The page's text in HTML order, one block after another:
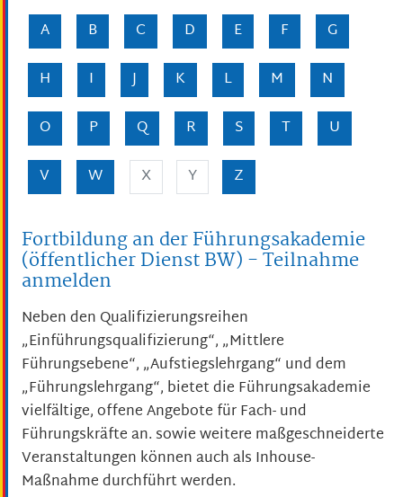
A B C D E F
G
H
I J K L M
N
O
P Q R S T
U
V
W X Y Z
Fortbildung an der Führungsakademie
(öffentlicher Dienst BW) - Teilnahme
anmelden
Neben den Qualifizierungsreihen
„Einführungsqualifizierung“, „Mittlere
Führungsebene“, „Aufstiegslehrgang“ und dem
„Führungslehrgang“, bietet die Führungsakademie
vielfältige, offene Angebote für Fach- und
Führungskräfte an. sowie weitere maßgeschneiderte
Veranstaltungen können auch als Inhouse-
Maßnahme durchführt werden.